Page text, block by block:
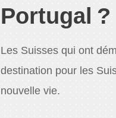
Portugal ?
Les Suisses qui ont
destination pour les
nouvelle vie.